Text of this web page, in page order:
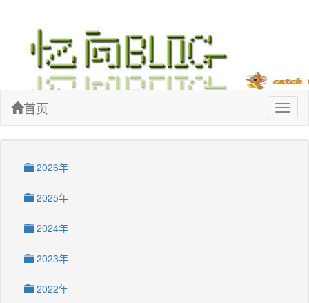
首页
2026年
2025年
2024年
2023年
2022年